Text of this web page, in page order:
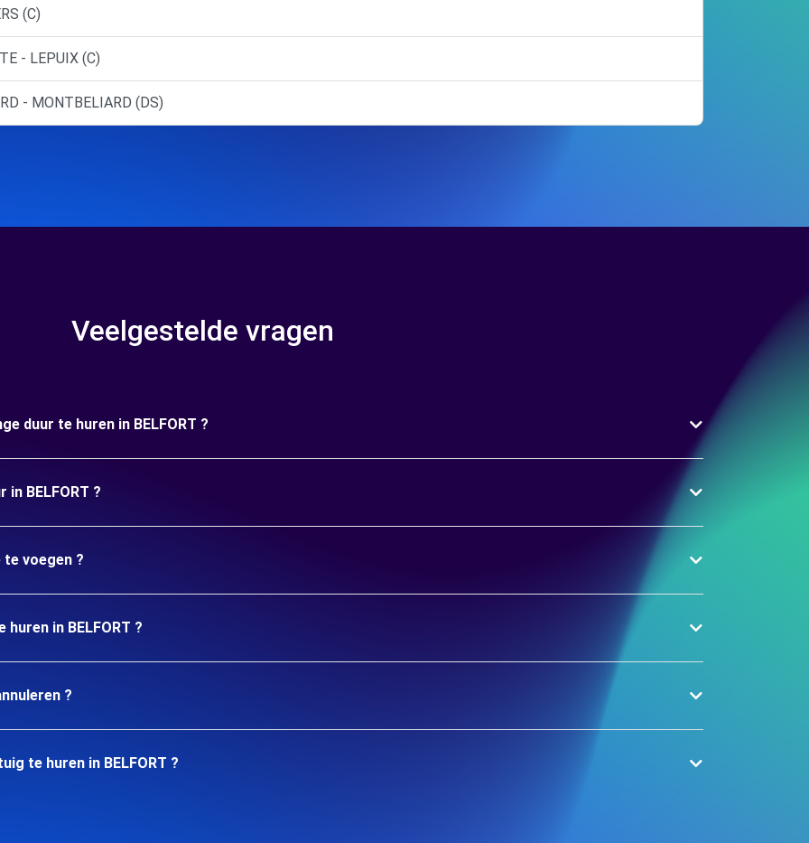
(C)
- LEPUIX (C)
- MONTBELIARD (DS)
Veelgestelde vragen
duur te huren in BELFORT ?
BELFORT ?
voegen ?
in BELFORT ?
?
te huren in BELFORT ?